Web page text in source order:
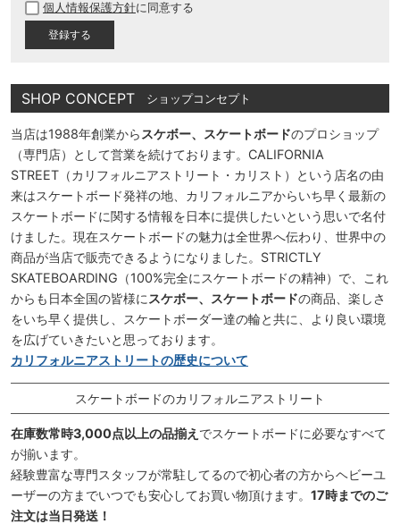
須
個人情報保護方針に同意する
SHOP CONCEPT ショップコンセプト
当店は1988年創業から スケボー、スケートボードのプロショップ
（専門店）として営業を続けております。CALIFORNIA
STREET（カリフォルニアストリート・カリスト）という店名の由
来はスケートボード発祥の地、カリフォルニアからいち早く最新の
スケートボードに関する情報を日本に提供したいという思いで名付
けました。現在スケートボードの魅力は全世界へ伝わり、世界中の
商品が当店で販売できるようになりました。STRICTLY
SKATEBOARDING（100%完全にスケートボードの精神）で、これ
からも日本全国の皆様に スケボー、スケートボードの商品、楽しさ
をいち早く提供し、スケートボーダー達の輪と共に、より良い環境
を広げていきたいと思っております。
カリフォルニアストリートの歴史について
スケートボードのカリフォルニアストリート
在庫数常時3,000点以上の品揃え でスケートボードに必要なすべて
が揃います。
経験豊富な専門スタッフが常駐してるので初心者の方からヘビーユ
ーザーの方までいつでも安心してお買い物頂けます。 17時までのご
注文は当日発送！